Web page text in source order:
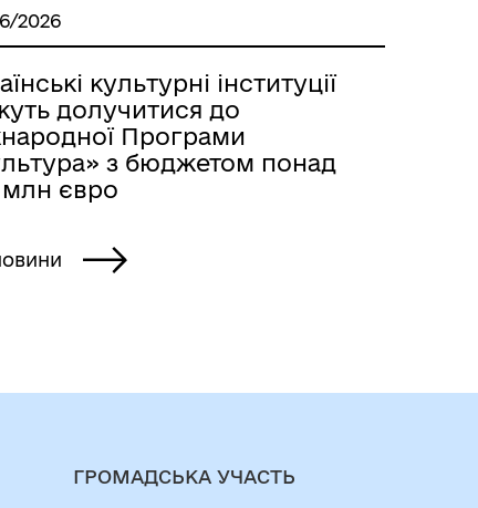
та юридичних осіб, їх об’єднань
2026
культурні інституції
долучитися до
Програми
з бюджетом понад
млн євро
ГРОМАДСЬКА УЧАСТЬ